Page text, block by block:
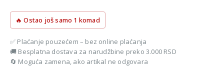
🔥 Ostao još samo 1 komad
✅ Plaćanje pouzećem – bez online plaćanja
🚚 Besplatna dostava za narudžbine preko 3.000 RSD
🔄 Moguća zamena, ako artikal ne odgovara